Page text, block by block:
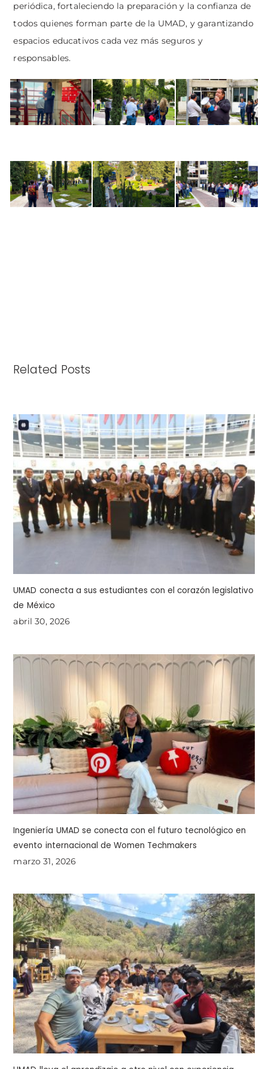
periódica, fortaleciendo la preparación y la confianza de
todos quienes forman parte de la UMAD, y garantizando
espacios educativos cada vez más seguros y
responsables.
Related Posts
UMAD conecta a sus estudiantes con el corazón legislativo
de México
abril 30, 2026
Ingeniería UMAD se conecta con el futuro tecnológico en
evento internacional de Women Techmakers
marzo 31, 2026